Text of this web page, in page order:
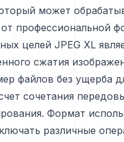
может
профессиональной
целей JPEG XL
сжатия
файлов без ущерба
сочетания
Формат
различные